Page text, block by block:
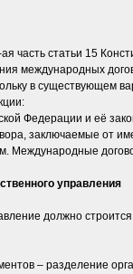
часть статьи 15
международных
в существующем
Федерации и её
заключаемые от
Международные
управления
должно
– разделение